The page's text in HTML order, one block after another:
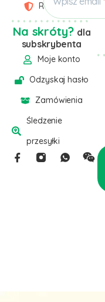
Regulamin
Na skróty? dla
subskrybenta
Moje konto
Odzyskaj hasło
Zamówienia
Śledzenie
przesyłki